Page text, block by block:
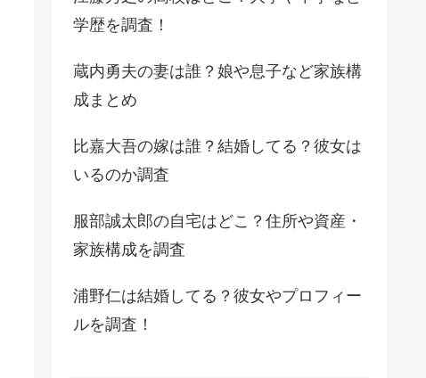
学歴を調査！
蔵内勇夫の妻は誰？娘や息子など家族構
成まとめ
比嘉大吾の嫁は誰？結婚してる？彼女は
いるのか調査
服部誠太郎の自宅はどこ？住所や資産・
家族構成を調査
浦野仁は結婚してる？彼女やプロフィー
ルを調査！